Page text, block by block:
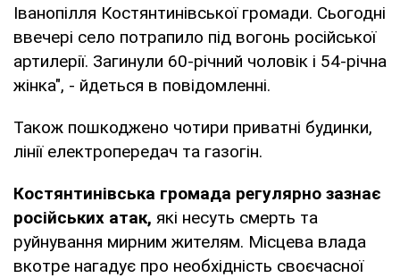
Іванопілля Костянтинівської громади. Сьогодні
ввечері село потрапило під вогонь російської
артилерії. Загинули 60-річний чоловік і 54-річна
жінка", - йдеться в повідомленні.
Також пошкоджено чотири приватні будинки,
лінії електропередач та газогін.
Костянтинівська громада регулярно зазнає
російських атак, які несуть смерть та
руйнування мирним жителям. Місцева влада
вкотре нагадує про необхідність своєчасної